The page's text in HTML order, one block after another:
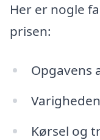
Her er nogle
prisen:
Opgavens
Kørsel og